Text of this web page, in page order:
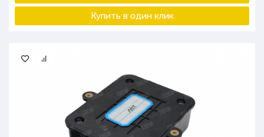
Купить в один клик